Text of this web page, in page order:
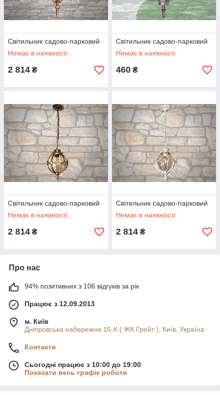
Світильник садово-парковий
Немає в наявності
2 814 ₴
Світильник садово-парковий
Немає в наявності
460 ₴
Світильник садово-парковий
Немає в наявності
2 814 ₴
Світильник садово-парковий
Немає в наявності
2 814 ₴
Про нас
94% позитивних з 106 відгуків за рік
Працює з 12.09.2013
м. Київ
Дніпровська набережна 15-К ( ЖК Грейт ), Київ, Україна
Контакти
Сьогодні працює з 10:00 до 19:00
Показати весь графік роботи